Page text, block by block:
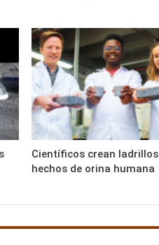
Científicos crean ladrillos
hechos de orina humana